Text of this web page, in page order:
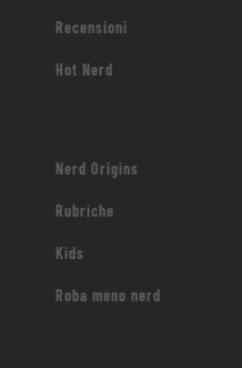
Recensioni
Hot Nerd
Nerd Origins
Rubriche
Kids
Roba meno nerd